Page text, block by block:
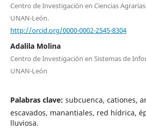
Centro de Investigación en Ciencias
UNAN-León.
http://orcid.org/0000-0002-2545-8304
Adalila Molina
Centro de Investigación en Sistemas de
UNAN-León
Palabras clave: subcuenca, cationes,
escavados, manantiales, red hídrica,
lluviosa.